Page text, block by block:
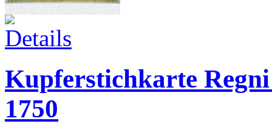
Kupferstichkarte
1750